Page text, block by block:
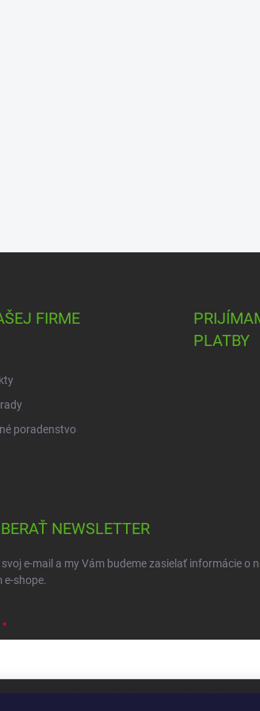
FIRME
poradenstvo
PLATBY
NEWSLETTER
e-mail a my Vám budeme zasielať informácie o
e-shope.